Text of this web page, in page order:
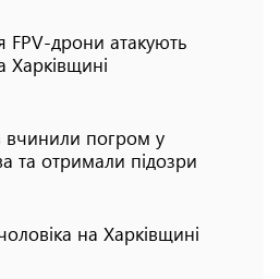
FPV-дрони атакують
Харківщині
вчинили погром у
та отримали підозри
на Харківщині